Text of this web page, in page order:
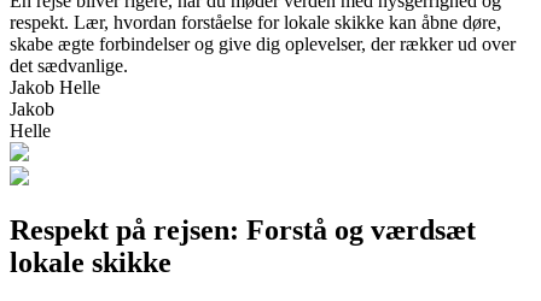
respekt. Lær, hvordan forståelse for lokale skikke kan åbne døre,
skabe ægte forbindelser og give dig oplevelser, der rækker ud over
det sædvanlige.
Jakob Helle
Jakob
Helle
Respekt på rejsen: Forstå og værdsæt
lokale skikke